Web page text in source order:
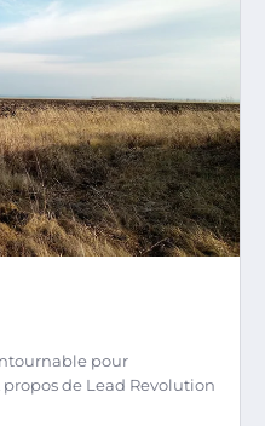
pour
de Lead Revolution